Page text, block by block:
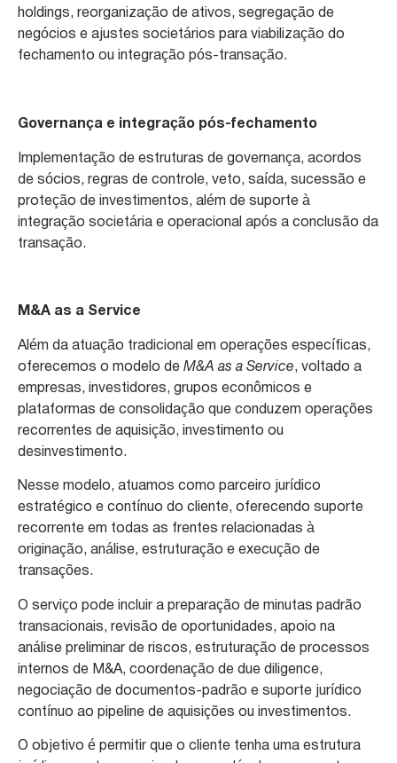
holdings, reorganização de ativos, segregação de
negócios e ajustes societários para viabilização do
fechamento ou integração pós-transação.
Governança e integração pós-fechamento
Implementação de estruturas de governança, acordos
de sócios, regras de controle, veto, saída, sucessão e
proteção de investimentos, além de suporte à
integração societária e operacional após a conclusão da
transação.
M&A as a Service
Além da atuação tradicional em operações específicas,
oferecemos o modelo de M&A as a Service, voltado a
empresas, investidores, grupos econômicos e
plataformas de consolidação que conduzem operações
recorrentes de aquisição, investimento ou
desinvestimento.
Nesse modelo, atuamos como parceiro jurídico
estratégico e contínuo do cliente, oferecendo suporte
recorrente em todas as frentes relacionadas à
originação, análise, estruturação e execução de
transações.
O serviço pode incluir a preparação de minutas padrão
transacionais, revisão de oportunidades, apoio na
análise preliminar de riscos, estruturação de processos
internos de M&A, coordenação de due diligence,
negociação de documentos-padrão e suporte jurídico
contínuo ao pipeline de aquisições ou investimentos.
O objetivo é permitir que o cliente tenha uma estrutura